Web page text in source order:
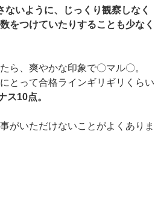
ないように、じっくり観察しなく
をつけていたりすることも少なく
ら、爽やかな印象で〇マル〇。
とって合格ラインギリギリくらい
ス10点。
がいただけないことがよくありま